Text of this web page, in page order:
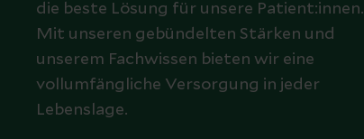
die beste Lösung für unsere Patient:innen.
Mit unseren gebündelten Stärken und
unserem Fachwissen bieten wir eine
vollumfängliche Versorgung in jeder
Lebenslage.